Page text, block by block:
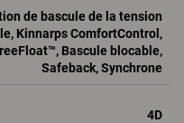
de bascule de la tension
Kinnarps ComfortControl,
Bascule blocable,
Safeback, Synchrone
4D